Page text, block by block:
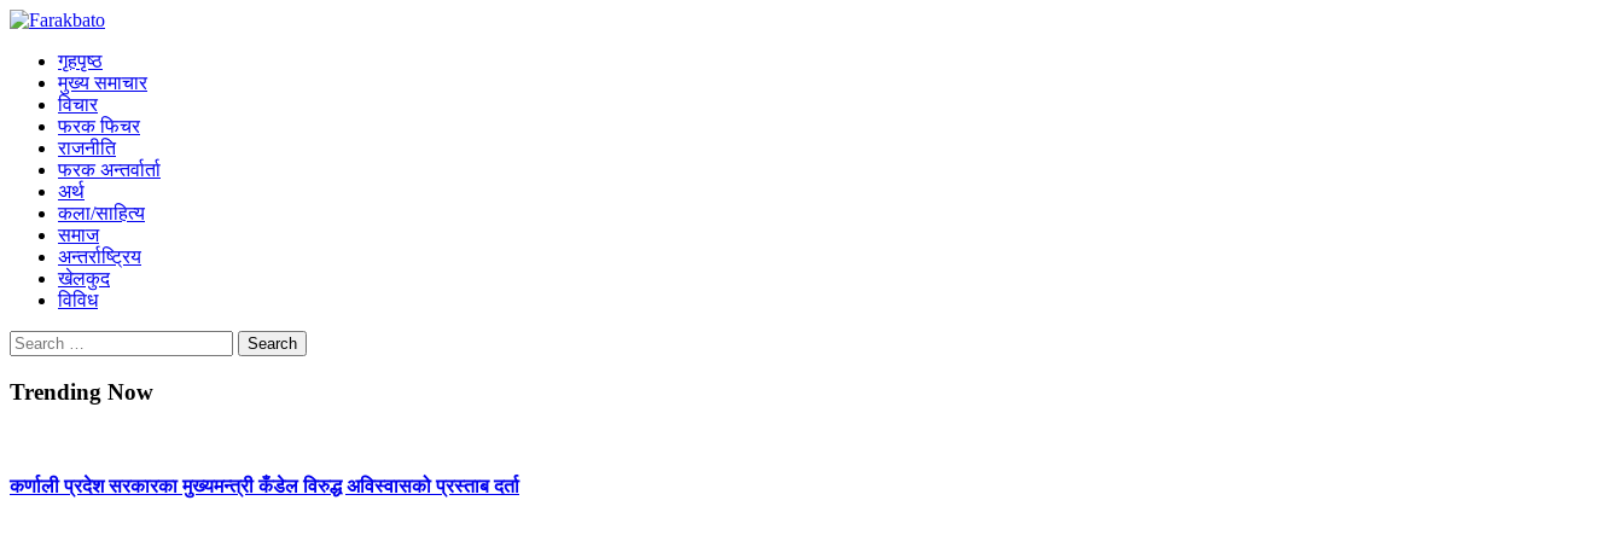
Skip
content
Online News Portal
गृहपृष्ठ
मुख्य समाचार
विचार
फरक फिचर
राजनीति
फरक अन्तर्वार्ता
अर्थ
कला/साहित्य
समाज
अन्तर्राष्ट्रिय
खेलकुद
विविध
Search
for:
Trending Now
कर्णाली प्रदेश सरकारका मुख्यमन्त्री कँडेल विरुद्ध अविस्वासको प्रस्ताब दर्ता